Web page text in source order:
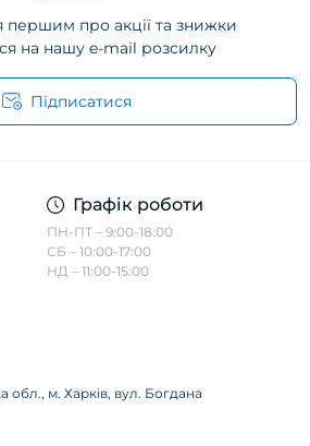
першим про акції та знижки
на нашу e-mail розсилку
Підписатися
Графік роботи
ПН-ПТ – 9:00-18:00
СБ – 10:00-17:00
НД – 11:00-15:00
обл., м. Харків, вул. Богдана